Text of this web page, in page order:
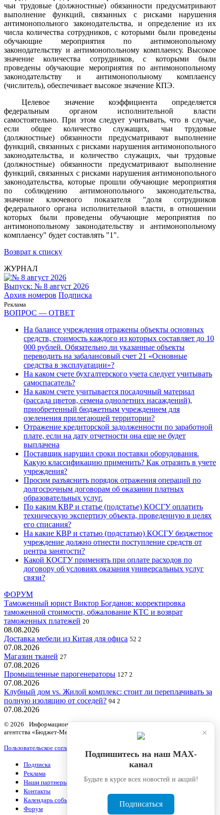
чьи трудовые (должностные) обязанности предусматривают
выполнение функций, связанных с рисками нарушения
антимонопольного законодательства, и определение из их
числа количества сотрудников, с которыми были проведены
обучающие мероприятия по антимонопольному
законодательству и антимонопольному комплаенсу. Высокое
значение количества сотрудников, с которыми были
проведены обучающие мероприятия по антимонопольному
законодательству и антимонопольному комплаенсу
(числитель), обеспечивает высокое значение КПЭ.
Целевое значение коэффициента определяется
федеральным органом исполнительной власти
самостоятельно. При этом следует учитывать, что в случае,
если общее количество служащих, чьи трудовые
(должностные) обязанности предусматривают выполнение
функций, связанных с рисками нарушения антимонопольного
законодательства, и количество служащих, чьи трудовые
(должностные) обязанности предусматривают выполнение
функций, связанных с рисками нарушения антимонопольного
законодательства, которые прошли обучающие мероприятия
по соблюдению антимонопольного законодательства,
значение ключевого показателя "доля сотрудников
федерального органа исполнительной власти, в отношении
которых были проведены обучающие мероприятия по
антимонопольному законодательству и антимонопольному
комплаенсу" будет составлять "1".
Возврат к списку
ЖУРНАЛ
Выпуск: № 8 август 2026
Архив номеров Подписка
Реклама
ВОПРОС — ОТВЕТ
На балансе учреждения отражены объекты основных
средств, стоимость каждого из которых составляет до 10
000 рублей. Обязательно ли указанные объекты
переводить на забалансовый счет 21 «Основные
средства в эксплуатации»?
На каком счете бухгалтерского учета следует учитывать
самоспасатель?
На каком счете учитывается посадочный материал
(рассада цветов, семена однолетних насаждений),
приобретенный бюджетным учреждением для
озеленения прилегающей территории?
Отражение кредиторской задолженности по заработной
плате, если на дату отчетности она еще не будет
выплачена
Поставщик нарушил сроки поставки оборудования.
Какую классификацию применить? Как отразить в учете
учреждения?
Просим разъяснить порядок отражения операций по
долгосрочным договорам об оказании платных
образовательных услуг.
По каким КВР и статье (подстатье) КОСГУ оплатить
техническую экспертизу объекта, проведенную в целях
его списания?
На какие КВР и статью (подстатью) КОСГУ бюджетное
учреждение должно отнести поступление средств от
центра занятости?
Какой КОСГУ применять при оплате расходов по
договору об условиях оказания универсальных услуг
связи?
ФОРУМ
Таможенный юрист Виктор Богданов: корректировка
таможенной стоимости, обжалование КТС и возврат
таможенных платежей 20
08.08.2026
Доставка мебели из Китая для офиса 52 2
07.08.2026
Магазин тканей 27
07.08.2026
Промышленные парогенераторы 127 2
07.08.2026
Клубный дом vs. Жилой комплекс: стоит ли переплачивать за
полную изоляцию от соседей? 94 2
07.08.2026
© 2026 Информационный продукт «Бюджетный учет» информационного
агентства «Бюджет-Медиа»
Пользовательское соглашение
Подписка
Реклама
Наши партнеры
Контакты
Календарь событий
Форум
×
Подпишитесь на наш МАХ-
канал
Будьте в курсе всех новостей и акций!
Подписаться